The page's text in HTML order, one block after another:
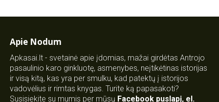
Apie Nodum
Apkasai.lt - svetainė apie įdomias, mažai girdėtas Antrojo
pasaulinio karo ginkluotę, asmenybes, neįtikėtinas istorijas
ir visą kitą, kas yra per smulku, kad patektų į istorijos
vadovėlius ir rimtas knygas. Turite ką papasakoti?
Susisiekite su mumis per mūsų Facebook puslapį, el.